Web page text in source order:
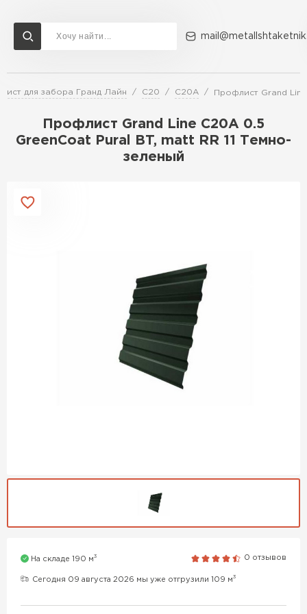
для забора Гранд Лайн C20 C20A Профлист Grand
Профлист Grand Line C20A 0.5
GreenCoat Pural BT, matt RR 11 Темно-
зеленый
На складе 190 м3 0 отзывов
Сегодня 09 августа 2026 мы уже отгрузили 109 м3
Доставка и оплата Акции О компании Контакты
Перейти в каталог